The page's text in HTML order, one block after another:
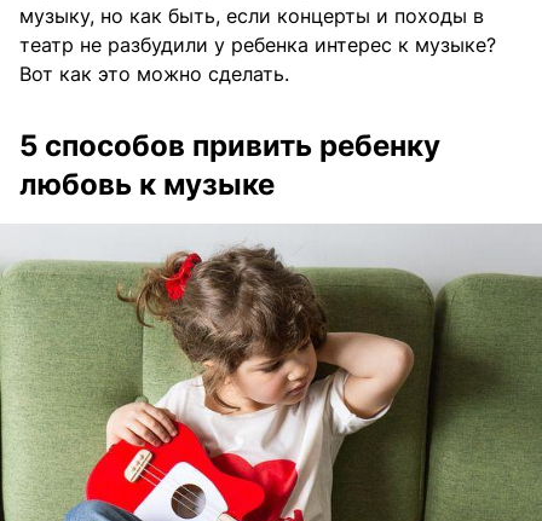
музыку, но как быть, если концерты и походы в
театр не разбудили у ребенка интерес к музыке?
Вот как это можно сделать.
5 способов привить ребенку
любовь к музыке